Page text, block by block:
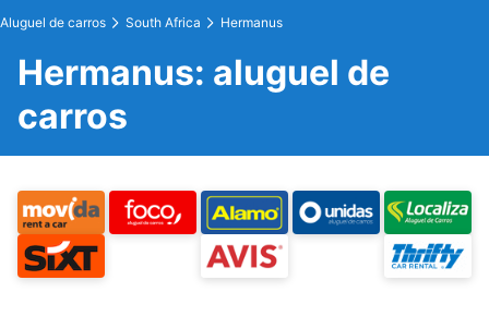
Aluguel de carros South Africa Hermanus
Hermanus: aluguel de
carros